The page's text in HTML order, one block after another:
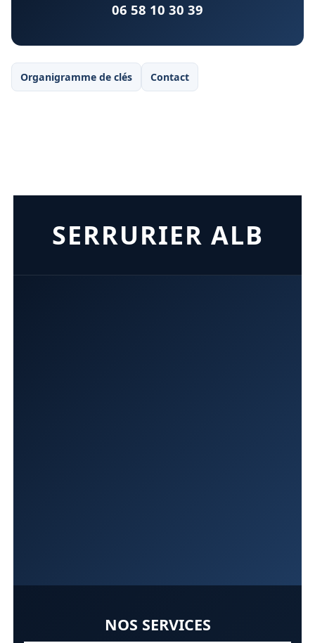
06 58 10 30 39
Organigramme de clés Contact
SERRURIER ALB
NOS SERVICES